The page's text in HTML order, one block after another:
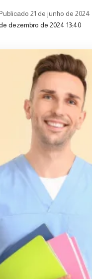
dezembro de 2024 13:40
21 de junho de 2024